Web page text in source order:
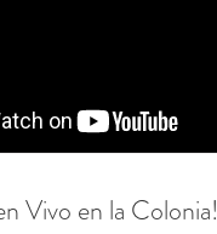
Vivo en la Colonia!